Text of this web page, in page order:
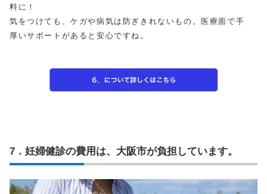
料に！
気をつけても、ケガや病気は防ぎきれないもの。医療面で手
厚いサポートがあると安心ですね。
7．妊婦健診の費用は、大阪市が負担しています。